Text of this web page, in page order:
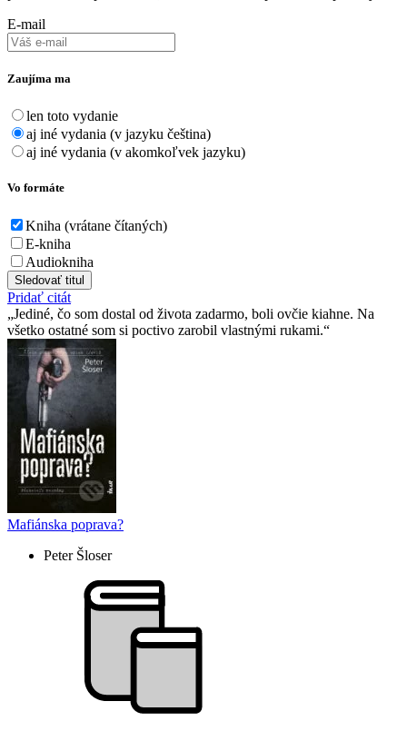
E-mail
Zaujíma ma
len toto vydanie
aj iné vydania (v jazyku čeština)
aj iné vydania (v akomkoľvek jazyku)
Vo formáte
Kniha (vrátane čítaných)
E-kniha
Audiokniha
Sledovať titul
Pridať citát
Jediné, čo som dostal od života zadarmo, boli ovčie kiahne. Na
všetko ostatné som si poctivo zarobil vlastnými rukami.
Mafiánska poprava?
Peter Šloser